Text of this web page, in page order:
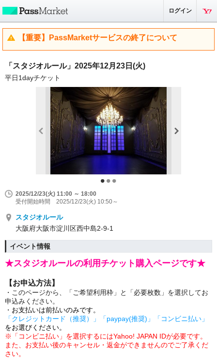
ログイン
【重要】PassMarketサービスの終了について
「スタジオルール」2025年12月23日(火)
平日1dayチケット
2025/12/23(火) 11:00 ～ 18:00
受付開始時間 2025/12/23(火) 10:50～
スタジオルール
大阪府大阪市淀川区西中島2-9-1
イベント情報
★スタジオルールの利用チケット購入ページです★
【お申込方法】
・このページから、「ご希望利用枠」と「必要枚数」を選択してお
申込みください。
・ お支払いは前払いのみです。
「クレジットカード（推奨）」「paypay(推奨)」「コンビニ払い」
をお選びください。
※「コンビニ払い」を選択するにはYahoo! JAPAN IDが必要です。
また、 お支払い後のキャンセル・返金ができませんのでご了承くだ
さい。